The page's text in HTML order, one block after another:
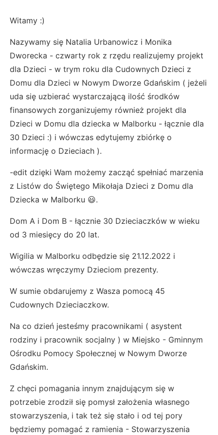
Witamy :)
Nazywamy się Natalia Urbanowicz i Monika
Dworecka - czwarty rok z rzędu realizujemy projekt
dla Dzieci - w trym roku dla Cudownych Dzieci z
Domu dla Dzieci w Nowym Dworze Gdańskim ( jeżeli
uda się uzbierać wystarczającą ilość środków
finansowych zorganizujemy również projekt dla
Dzieci w Domu dla dziecka w Malborku - łącznie dla
30 Dzieci :) i wówczas edytujemy zbiórkę o
informację o Dzieciach ).
-edit dzięki Wam możemy zacząć spełniać marzenia
z Listów do Świętego Mikołaja Dzieci z Domu dla
Dziecka w Malborku 😃.
Dom A i Dom B - łącznie 30 Dzieciaczków w wieku
od 3 miesięcy do 20 lat.
Wigilia w Malborku odbędzie się 21.12.2022 i
wówczas wręczymy Dzieciom prezenty.
W sumie obdarujemy z Wasza pomocą 45
Cudownych Dzieciaczkow.
Na co dzień jesteśmy pracownikami ( asystent
rodziny i pracownik socjalny ) w Miejsko - Gminnym
Ośrodku Pomocy Społecznej w Nowym Dworze
Gdańskim.
Z chęci pomagania innym znajdującym się w
potrzebie zrodził się pomysł założenia własnego
stowarzyszenia, i tak też się stało i od tej pory
będziemy pomagać z ramienia - Stowarzyszenia